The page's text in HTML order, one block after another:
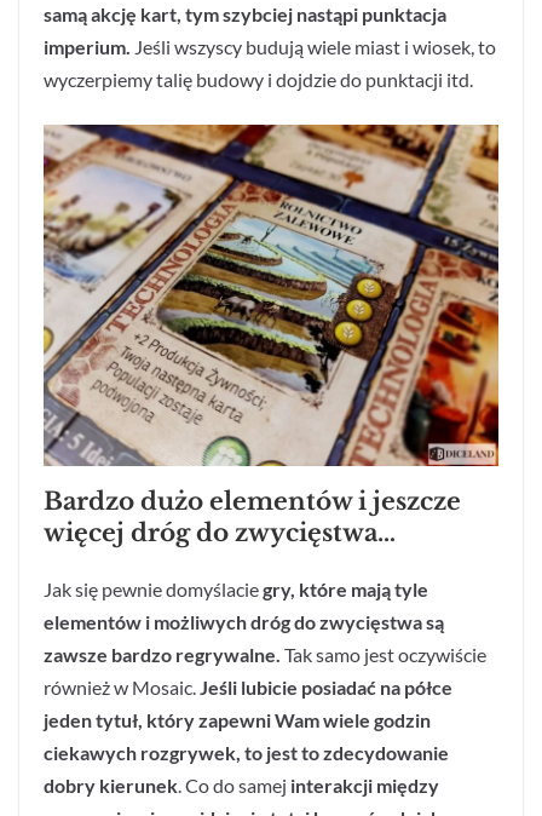
samą akcję kart, tym szybciej nastąpi punktacja
imperium. Jeśli wszyscy budują wiele miast i wiosek, to
wyczerpiemy talię budowy i dojdzie do punktacji itd.
Bardzo dużo elementów i jeszcze
więcej dróg do zwycięstwa…
Jak się pewnie domyślaciegry, które mają tyle
elementów i możliwych dróg do zwycięstwa są
zawsze bardzo regrywalne. Tak samo jest oczywiście
również w Mosaic.Jeśli lubicie posiadać na półce
jeden tytuł, który zapewni Wam wiele godzin
ciekawych rozgrywek, to jest to zdecydowanie
dobry kierunek. Co do samej interakcji między